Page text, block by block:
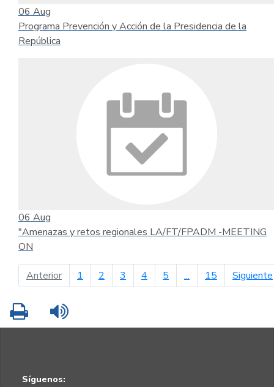
06 Aug
Programa Prevención y Acción de la Presidencia de la
República
06 Aug
"Amenazas y retos regionales LA/FT/FPADM -MEETING
ON
Anteriorpágina anterior
1 2 3 4 5 ... 15 Siguiente
Imprimir
Síguenos: